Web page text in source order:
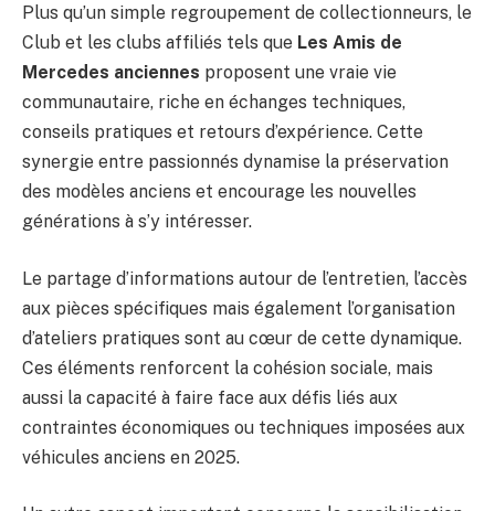
Plus qu’un simple regroupement de collectionneurs, le
Club et les clubs affiliés tels que Les Amis de
Mercedes anciennes proposent une vraie vie
communautaire, riche en échanges techniques,
conseils pratiques et retours d’expérience. Cette
synergie entre passionnés dynamise la préservation
des modèles anciens et encourage les nouvelles
générations à s’y intéresser.
Le partage d’informations autour de l’entretien, l’accès
aux pièces spécifiques mais également l’organisation
d’ateliers pratiques sont au cœur de cette dynamique.
Ces éléments renforcent la cohésion sociale, mais
aussi la capacité à faire face aux défis liés aux
contraintes économiques ou techniques imposées aux
véhicules anciens en 2025.